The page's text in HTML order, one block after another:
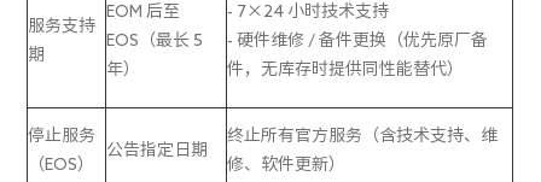
服务支持
期
EOM 后至
EOS（最长 5
年）
- 7×24 小时技术支持
- 硬件维修 / 备件更换（优先原厂备
件，无库存时提供同性能替代）
停止服务
（EOS）
公告指定日期
终止所有官方服务（含技术支持、维
修、软件更新）